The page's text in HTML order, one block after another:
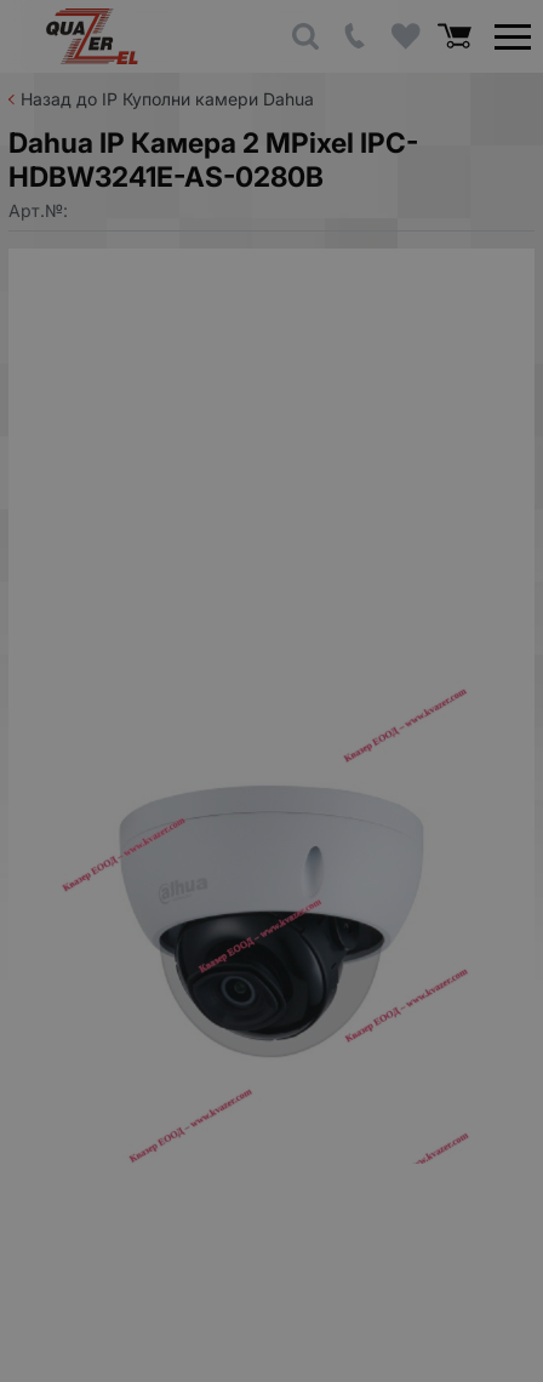
Назад до IP Куполни камери Dahua
Dahua IP Камера 2 MPixel IPC-
HDBW3241E-AS-0280B
Арт.№: